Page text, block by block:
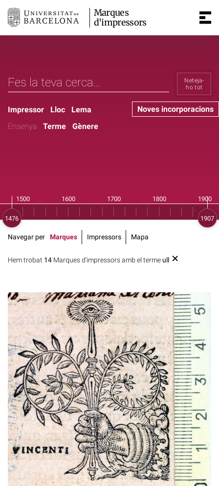
Marques
d'impressors
Neteja-
ho tot
Noves incorporacions
Impressor Lloc
Lema
Ensenya
Terme Gènere
Hem trobat 14 Marques d'impressors amb el terme ull
Navegar per Marques Impressors Mapa
1535 - 1550 Lió (França)